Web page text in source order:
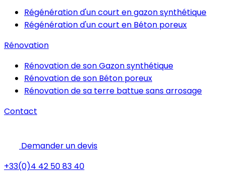
Régénération d'un court en gazon synthétique
Régénération d'un court en Béton poreux
Rénovation
Rénovation de son Gazon synthétique
Rénovation de son Béton poreux
Rénovation de sa terre battue sans arrosage
Contact
Demander un devis
+33(0)4 42 50 83 40